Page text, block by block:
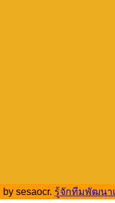
sesaocr. รู้จักทีมพัฒนา